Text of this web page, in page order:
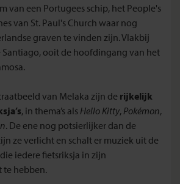
van een Portugees schip, het People's
van St. Paul's Church waar nog
graven te vinden zijn. Vlakbij
Santiago, ooit de hoofdingang van het
van Melaka zijn de rijkelijk
, in thema’s als Hello Kitty, Pokémon,
. De ene nog potsierlijker dan de
ze verlicht en schalt er muziek uit de
iedere fietsriksja in zijn
te hebben.